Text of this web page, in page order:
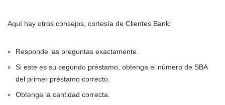
Aquí hay otros consejos, cortesía de Clientes Bank:
Responde las preguntas exactamente.
Si este es su segundo préstamo, obtenga el número de SBA
del primer préstamo correcto.
Obtenga la cantidad correcta.